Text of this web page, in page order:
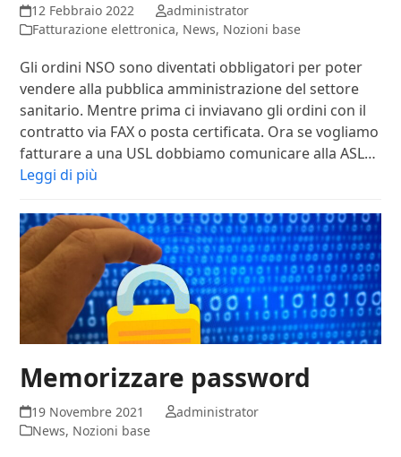
12 Febbraio 2022
administrator
Fatturazione elettronica, News, Nozioni base
Gli ordini NSO sono diventati obbligatori per poter
vendere alla pubblica amministrazione del settore
sanitario. Mentre prima ci inviavano gli ordini con il
contratto via FAX o posta certificata. Ora se vogliamo
fatturare a una USL dobbiamo comunicare alla ASL…
Leggi di più
Memorizzare password
19 Novembre 2021
administrator
News, Nozioni base